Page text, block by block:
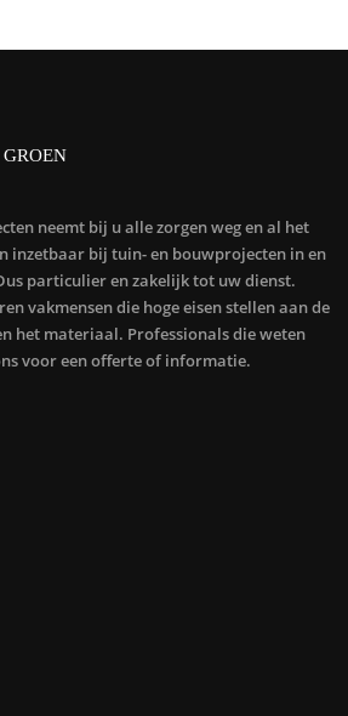
neemt bij u alle zorgen weg en al het
inzetbaar bij tuin- en bouwprojecten in en
particulier en zakelijk tot uw dienst.
vakmensen die hoge eisen stellen aan de
het materiaal. Professionals die weten
voor een offerte of informatie.